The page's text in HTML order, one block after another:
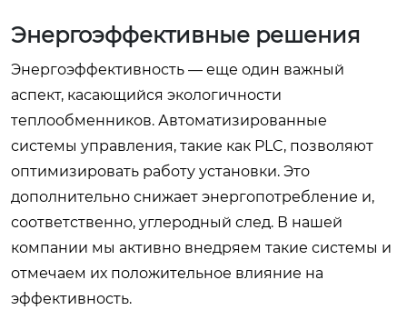
Энергоэффективные решения
Энергоэффективность — еще один важный
аспект, касающийся экологичности
теплообменников. Автоматизированные
системы управления, такие как PLC, позволяют
оптимизировать работу установки. Это
дополнительно снижает энергопотребление и,
соответственно, углеродный след. В нашей
компании мы активно внедряем такие системы и
отмечаем их положительное влияние на
эффективность.